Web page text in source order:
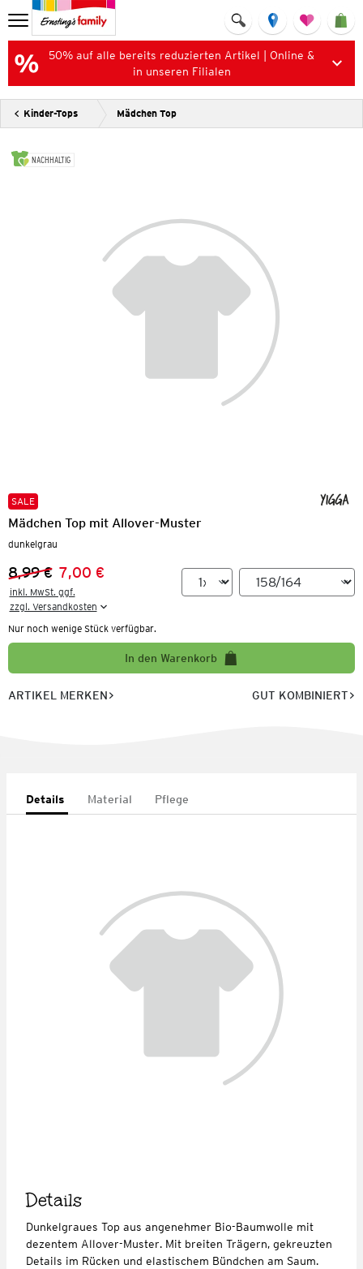
50% auf alle bereits reduzierten Artikel | Online &
in unseren Filialen
Kinder-Tops Mädchen Top
NACHHALTIG
SALE
Mädchen Top mit Allover-Muster
dunkelgrau
Vorheriger Preis:
8,99 €
Neuer Preis:
7,00 €
inkl. MwSt. ggf.
zzgl. Versandkosten
Nur noch wenige Stück verfügbar.
In den Warenkorb
ARTIKEL MERKEN GUT KOMBINIERT
Details Material Pflege
Details
Dunkelgraues Top aus angenehmer Bio-Baumwolle mit
dezentem Allover-Muster. Mit breiten Trägern, gekreuzten
Details im Rücken und elastischem Bündchen am Saum.